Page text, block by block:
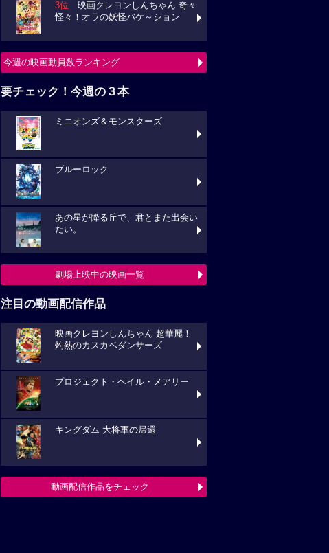
3位 映画クレヨンしんちゃん 奇々
怪々！オラの妖怪バケ～ション
今週の映画動員数ランキング
要チェック！今週の３本
ミニオンズ＆モンスターズ
ブルーロック
あの星が降る丘で、君とまた出会い
たい。
劇場上映中の映画一覧
注目の動画配信作品
映画クレヨンしんちゃん 超華麗！
灼熱のカスカベダンサーズ
プロジェクト・ヘイル・メアリー
キングダム 大将軍の帰還
動画配信作品をチェック